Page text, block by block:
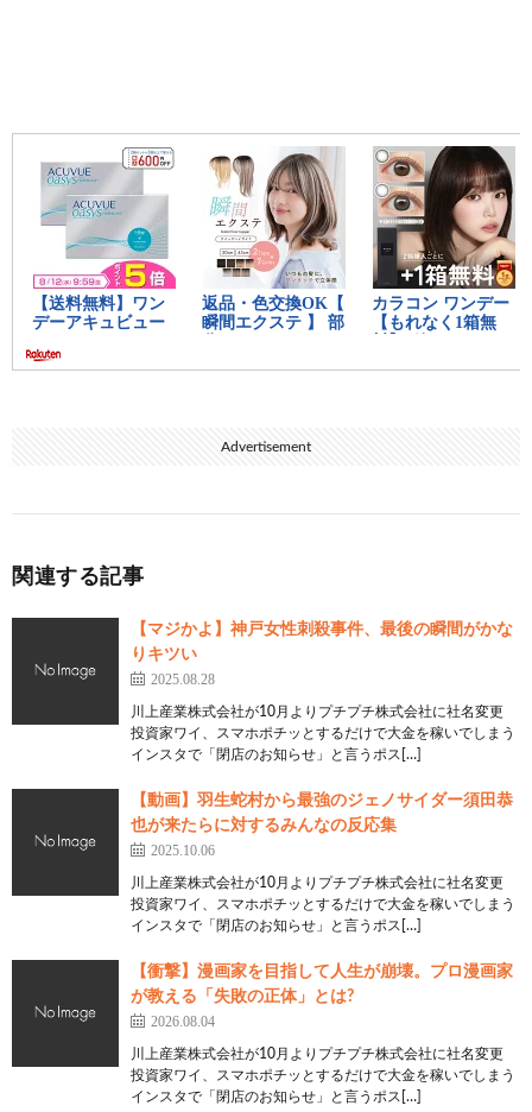
Advertisement
関連する記事
【マジかよ】神戸女性刺殺事件、最後の瞬間がかな
りキツい
2025.08.28
川上産業株式会社が10月よりプチプチ株式会社に社名変更
投資家ワイ、スマホポチッとするだけで大金を稼いでしまう
インスタで「閉店のお知らせ」と言うポス[…]
【動画】羽生蛇村から最強のジェノサイダー須田恭
也が来たらに対するみんなの反応集
2025.10.06
川上産業株式会社が10月よりプチプチ株式会社に社名変更
投資家ワイ、スマホポチッとするだけで大金を稼いでしまう
インスタで「閉店のお知らせ」と言うポス[…]
【衝撃】漫画家を目指して人生が崩壊。プロ漫画家
が教える「失敗の正体」とは?
2026.08.04
川上産業株式会社が10月よりプチプチ株式会社に社名変更
投資家ワイ、スマホポチッとするだけで大金を稼いでしまう
インスタで「閉店のお知らせ」と言うポス[…]